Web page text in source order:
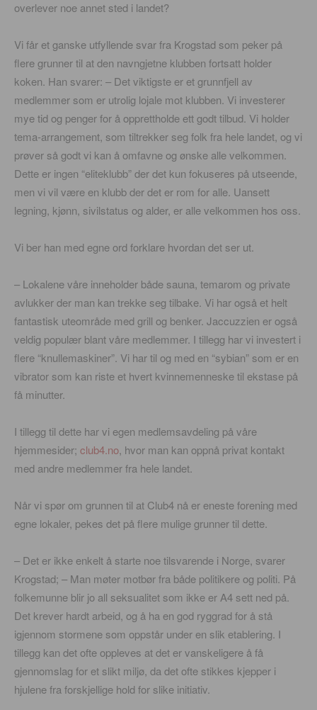
overlever noe annet sted i landet?
Vi får et ganske utfyllende svar fra Krogstad som peker på
flere grunner til at den navngjetne klubben fortsatt holder
koken. Han svarer: – Det viktigste er et grunnfjell av
medlemmer som er utrolig lojale mot klubben. Vi investerer
mye tid og penger for å opprettholde ett godt tilbud. Vi holder
tema-arrangement, som tiltrekker seg folk fra hele landet, og vi
prøver så godt vi kan å omfavne og ønske alle velkommen.
Dette er ingen “eliteklubb” der det kun fokuseres på utseende,
men vi vil være en klubb der det er rom for alle. Uansett
legning, kjønn, sivilstatus og alder, er alle velkommen hos oss.
Vi ber han med egne ord forklare hvordan det ser ut.
– Lokalene våre inneholder både sauna, temarom og private
avlukker der man kan trekke seg tilbake. Vi har også et helt
fantastisk uteområde med grill og benker. Jaccuzzien er også
veldig populær blant våre medlemmer. I tillegg har vi investert i
flere “knullemaskiner”. Vi har til og med en “sybian” som er en
vibrator som kan riste et hvert kvinnemenneske til ekstase på
få minutter.
I tillegg til dette har vi egen medlemsavdeling på våre
hjemmesider; club4.no, hvor man kan oppnå privat kontakt
med andre medlemmer fra hele landet.
Når vi spør om grunnen til at Club4 nå er eneste forening med
egne lokaler, pekes det på flere mulige grunner til dette.
– Det er ikke enkelt å starte noe tilsvarende i Norge, svarer
Krogstad; – Man møter motbør fra både politikere og politi. På
folkemunne blir jo all seksualitet som ikke er A4 sett ned på.
Det krever hardt arbeid, og å ha en god ryggrad for å stå
igjennom stormene som oppstår under en slik etablering. I
tillegg kan det ofte oppleves at det er vanskeligere å få
gjennomslag for et slikt miljø, da det ofte stikkes kjepper i
hjulene fra forskjellige hold for slike initiativ.